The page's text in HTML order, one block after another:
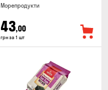
Морепродукти
43,00
грн за 1 шт